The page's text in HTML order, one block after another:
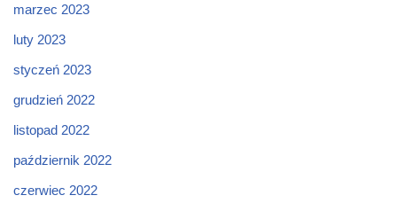
marzec 2023
luty 2023
styczeń 2023
grudzień 2022
listopad 2022
październik 2022
czerwiec 2022